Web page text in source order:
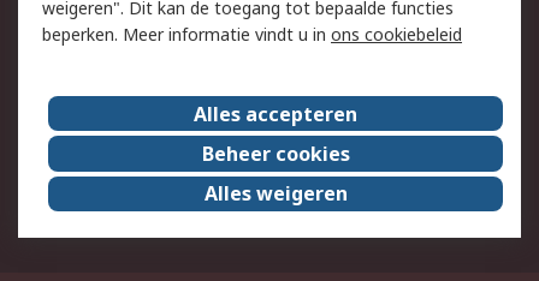
Algemene
verkoopvoorwaarden
Over RS
RS Group
Over ons
RS wereldwijd
Werken bij RS
ESG
weigeren". Dit kan de toegang tot bepaalde functies
beperken. Meer informatie vindt u in ons cookiebeleid
Alles accepteren
Beheer cookies
Alles weigeren